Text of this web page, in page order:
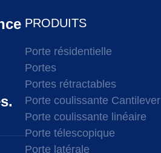
PRODUITS
Porte résidentielle
Portes
Portes rétractables
Porte coulissante Cantilever
Porte coulissante linéaire
Porte télescopique
Porte latérale